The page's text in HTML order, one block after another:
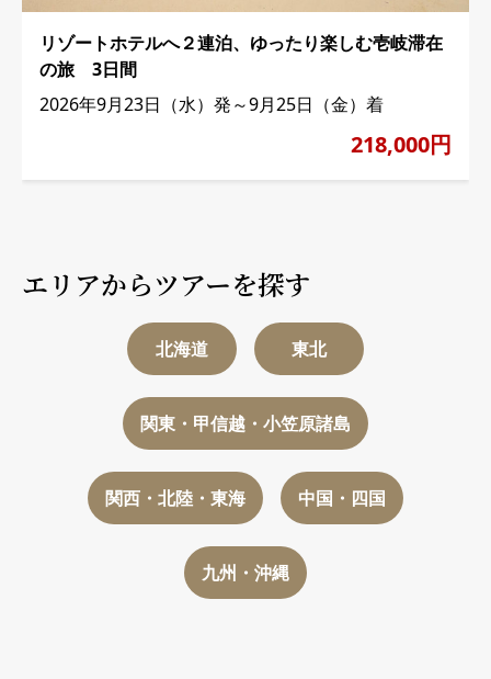
リゾートホテルへ２連泊、ゆったり楽しむ壱岐滞在
の旅 3日間
2026年9月23日（水）発～9月25日（金）着
218,000円
エリアからツアーを探す
北海道 東北
関東・甲信越・小笠原諸島
関西・北陸・東海 中国・四国
九州・沖縄